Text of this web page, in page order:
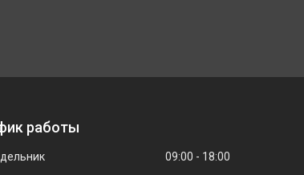
работы
09:00
18:00